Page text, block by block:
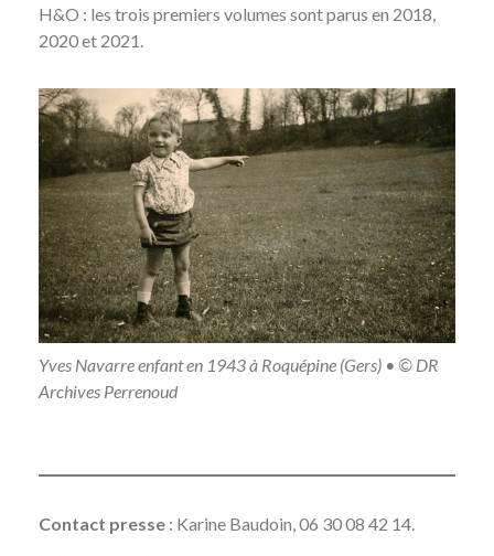
H&O : les trois premiers volumes sont parus en 2018,
2020 et 2021.
Yves Navarre enfant en 1943 à Roquépine (Gers) • © DR
Archives Perrenoud
Contact presse : Karine Baudoin, 06 30 08 42 14.